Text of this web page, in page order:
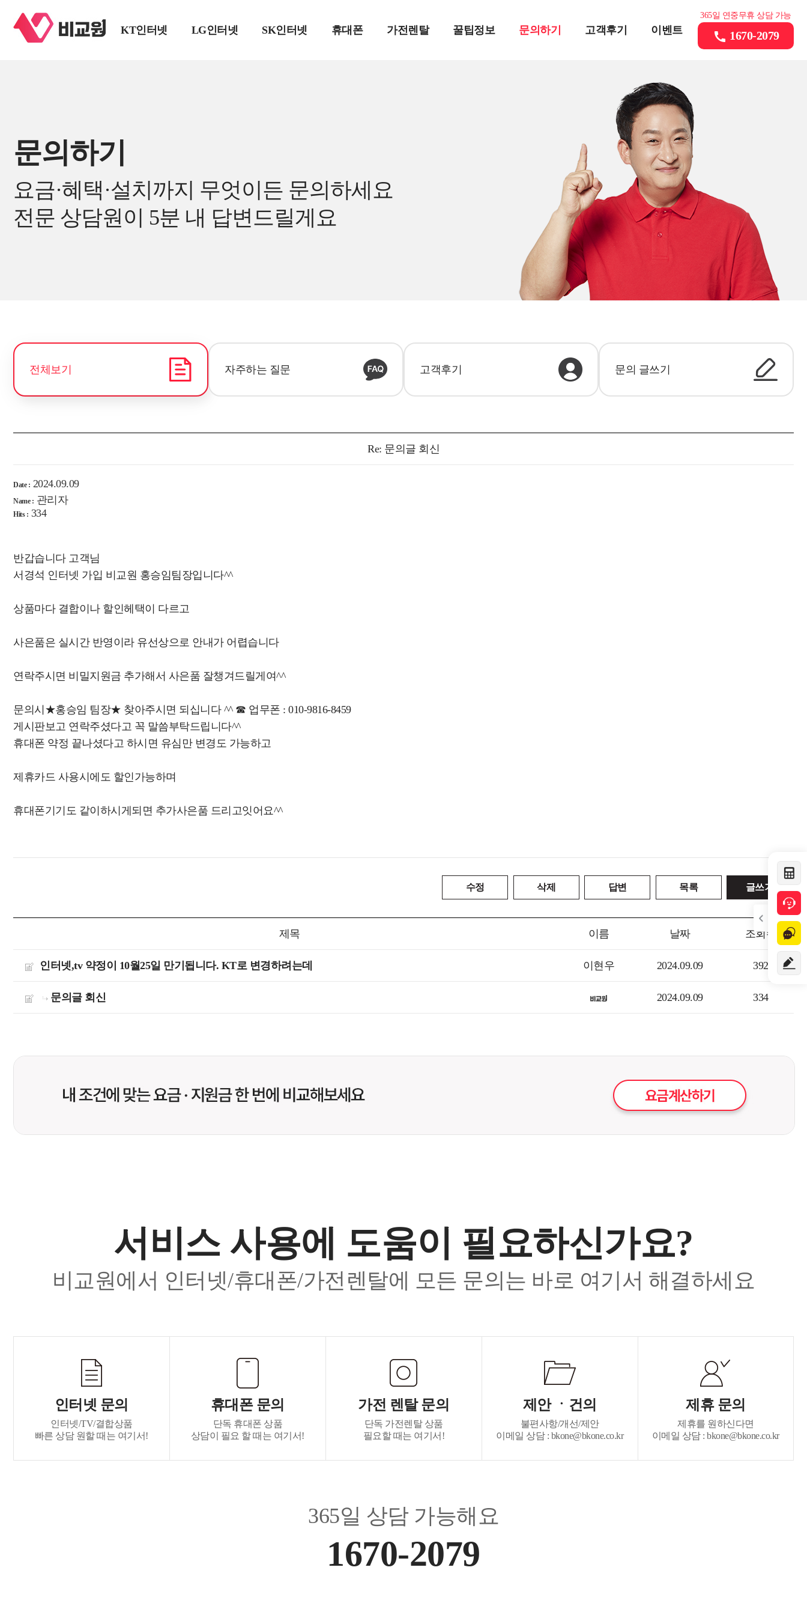
KT인터넷 LG인터넷 SK인터넷 휴대폰 가전렌탈 꿀팁정보 문의하기 고객후기 이벤트
365일 연중무휴 상담 가능
call 1670-2079
문의하기
요금·혜택·설치까지 무엇이든 문의하세요
전문 상담원이 5분 내 답변드릴게요
전체보기 자주하는 질문 고객후기 문의 글쓰기
Re: 문의글 회신
Date : 2024.09.09
Name : 관리자
Hits : 334
반갑습니다 고객님
서경석 인터넷 가입 비교원 홍승임팀장입니다^^
상품마다 결합이나 할인헤택이 다르고
사은품은 실시간 반영이라 유선상으로 안내가 어렵습니다
연락주시면 비밀지원금 추가해서 사은품 잘챙겨드릴게여^^
문의시★홍승임 팀장★ 찾아주시면 되십니다 ^^ ☎ 업무폰 : 010-9816-8459
게시판보고 연락주셨다고 꼭 말씀부탁드립니다^^
휴대폰 약정 끝나셨다고 하시면 유심만 변경도 가능하고
제휴카드 사용시에도 할인가능하며
휴대폰기기도 같이하시게되면 추가사은품 드리고잇어요^^
수정 삭제 답변 목록 글쓰기
제목 이름 날짜 조회수
인터넷,tv 약정이 10월25일 만기됩니다. KT로 변경하려는데 이현우 2024.09.09 392
문의글 회신 2024.09.09 334
서비스 사용에 도움이 필요하신가요?
비교원에서 인터넷/휴대폰/가전렌탈에 모든 문의는 바로 여기서 해결하세요
인터넷 문의
인터넷/TV/결합상품
빠른 상담 원할 때는 여기서!
휴대폰 문의
단독 휴대폰 상품
상담이 필요 할 때는 여기서!
가전 렌탈 문의
단독 가전렌탈 상품
필요할 때는 여기서!
제안 ㆍ건의
불편사항/개선/제안
이메일 상담 : bkone@bkone.co.kr
제휴 문의
제휴를 원하신다면
이메일 상담 : bkone@bkone.co.kr
365일 상담 가능해요
1670-2079